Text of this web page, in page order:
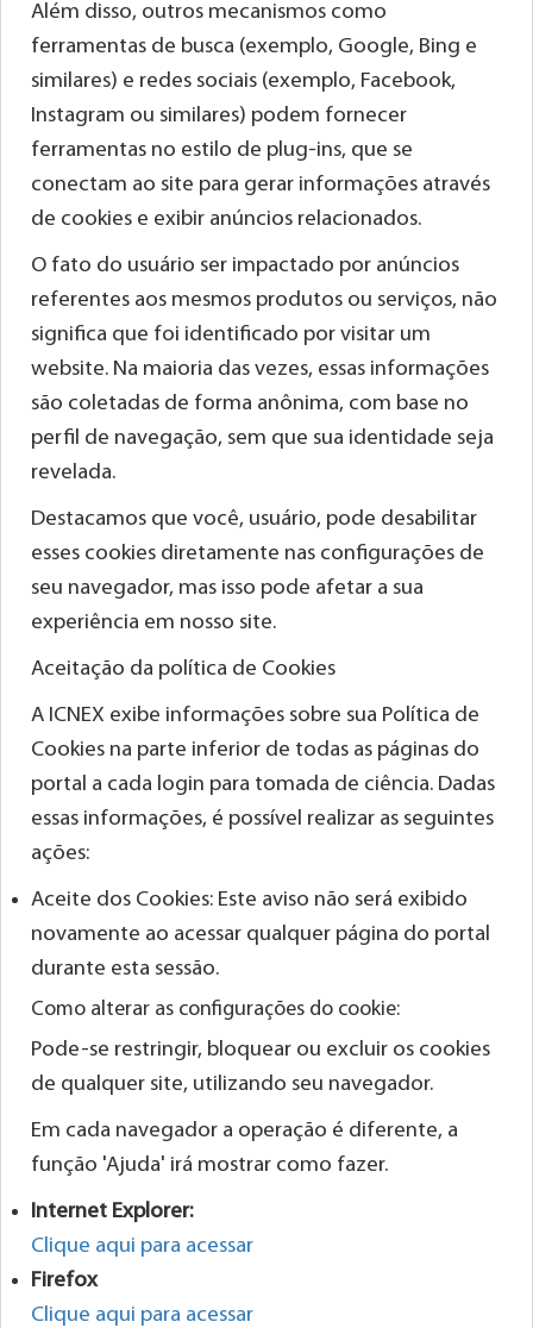
Além disso, outros mecanismos como
ferramentas de busca (exemplo, Google, Bing e
similares) e redes sociais (exemplo, Facebook,
Instagram ou similares) podem fornecer
ferramentas no estilo de plug-ins, que se
conectam ao site para gerar informações através
de cookies e exibir anúncios relacionados.
O fato do usuário ser impactado por anúncios
referentes aos mesmos produtos ou serviços, não
significa que foi identificado por visitar um
website. Na maioria das vezes, essas informações
são coletadas de forma anônima, com base no
perfil de navegação, sem que sua identidade seja
revelada.
Destacamos que você, usuário, pode desabilitar
esses cookies diretamente nas configurações de
seu navegador, mas isso pode afetar a sua
experiência em nosso site.
Aceitação da política de Cookies
A ICNEX exibe informações sobre sua Política de
Cookies na parte inferior de todas as páginas do
portal a cada login para tomada de ciência. Dadas
essas informações, é possível realizar as seguintes
ações:
Aceite dos Cookies: Este aviso não será exibido
novamente ao acessar qualquer página do portal
durante esta sessão.
Como alterar as configurações do cookie:
Pode-se restringir, bloquear ou excluir os cookies
de qualquer site, utilizando seu navegador.
Em cada navegador a operação é diferente, a
função 'Ajuda' irá mostrar como fazer.
Internet Explorer:
Clique aqui para acessar
Firefox
Clique aqui para acessar